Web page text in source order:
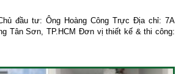
đầu tư: Ông Hoàng Công Trực Địa chỉ: 7A
Tân Sơn, TP.HCM Đơn vị thiết kế & thi công: